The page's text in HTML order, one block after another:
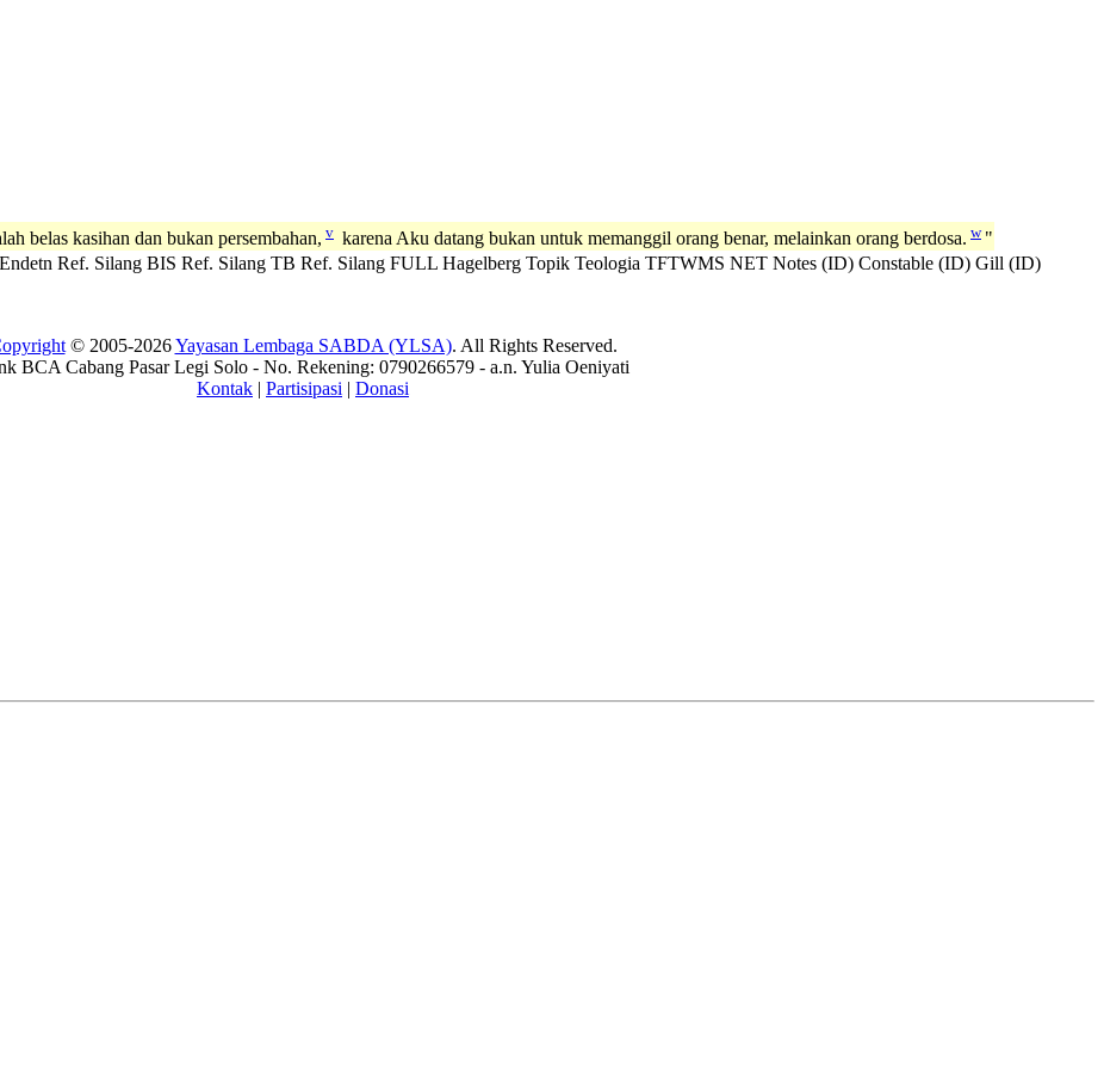
belas kasihan dan bukan persembahan, v karena Aku datang bukan untuk memanggil orang benar, melainkan orang berdosa. w "
Endetn Ref. Silang BIS Ref. Silang TB Ref. Silang FULL Hagelberg Topik Teologia TFTWMS NET Notes (ID) Constable (ID) Gill (ID)
© 2005-2026Yayasan Lembaga SABDA (YLSA). All Rights Reserved.
BCA Cabang Pasar Legi Solo - No. Rekening: 0790266579 - a.n. Yulia Oeniyati
Kontak | Partisipasi | Donasi